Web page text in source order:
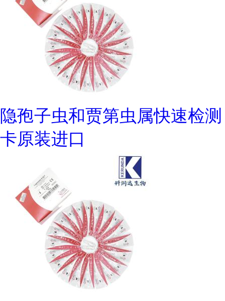
隐孢子虫和贾第虫属快速检测
卡原装进口